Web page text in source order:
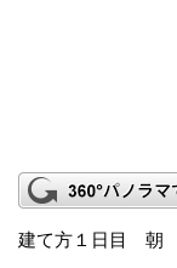
建て方１日目 朝